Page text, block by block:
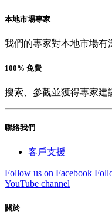
本地市場專家
我們的專家對本地市場有
100% 免費
搜索、參觀並獲得專家建
聯絡我們
客戶支援
Follow us on Facebook
YouTube channel
關於